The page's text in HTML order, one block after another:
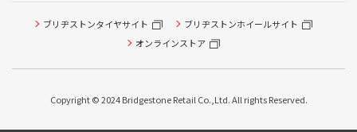
ブリヂストンタイヤサイト
ブリヂストンホイールサイト
オンラインストア
Copyright © 2024 Bridgestone Retail Co.,Ltd. All rights Reserved.
タイヤ点検・安全点検/タイヤ履き替え/オイル交換/その他
ピット作業の予約
本日のタイヤ履き替え順番待ち予約 ※クローク契約会員の